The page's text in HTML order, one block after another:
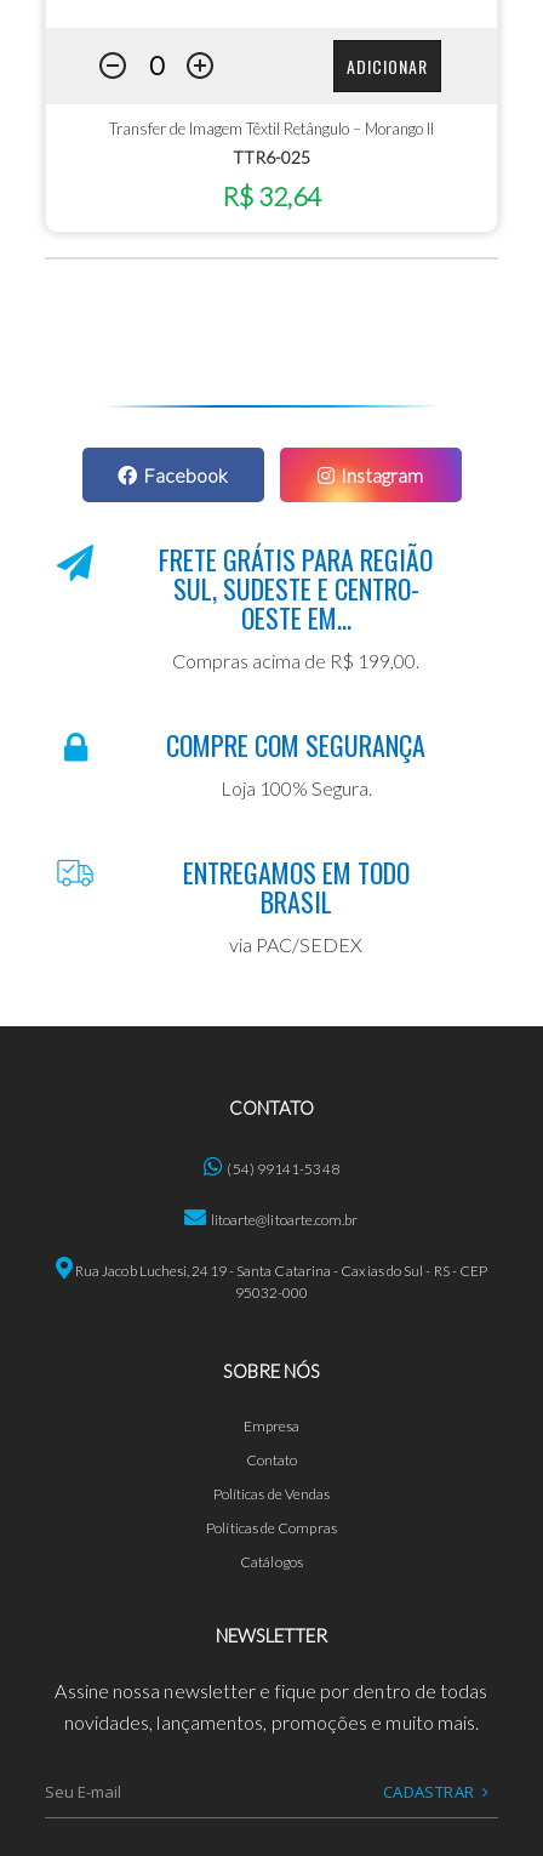
ADICIONAR
Transfer de Imagem Têxtil Retângulo – Morango II
TTR6-025
R$ 32,64
Facebook Instagram
FRETE GRÁTIS PARA REGIÃO
SUL, SUDESTE E CENTRO-
OESTE EM...
Compras acima de R$ 199,00.
COMPRE COM SEGURANÇA
Loja 100% Segura.
ENTREGAMOS EM TODO
BRASIL
via PAC/SEDEX
CONTATO
(54) 99141-5348
litoarte@litoarte.com.br
Rua Jacob Luchesi, 2419 - Santa Catarina - Caxias do Sul - RS - CEP
95032-000
SOBRE NÓS
Empresa
Contato
Políticas de Vendas
Políticas de Compras
Catálogos
NEWSLETTER
Assine nossa newsletter e fique por dentro de todas
novidades, lançamentos, promoções e muito mais.
CADASTRAR